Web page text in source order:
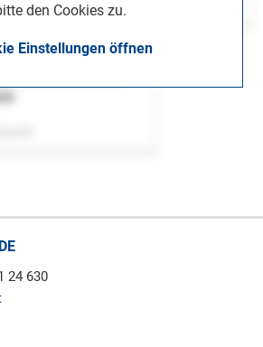
den Cookies zu.
Einstellungen öffnen
24 630